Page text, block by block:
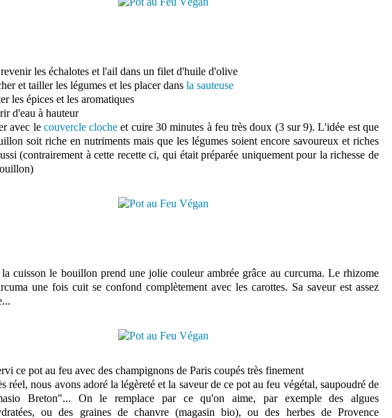
les échalotes et l'ail dans un filet d'huile d'olive
et tailler les légumes et les placer dans la sauteuse
les épices et les aromatiques
d'eau à hauteur
avec le couvercle cloche et cuire 30 minutes à feu très doux (3 sur 9). L'idée est que
soit riche en nutriments mais que les légumes soient encore savoureux et riches
(contrairement à cette recette ci, qui était préparée uniquement pour la richesse de
cuisson le bouillon prend une jolie couleur ambrée grâce au curcuma. Le rhizome
une fois cuit se confond complètement avec les carottes. Sa saveur est assez
ce pot au feu avec des champignons de Paris coupés très finement
réel, nous avons adoré la légèreté et la saveur de ce pot au feu végétal, saupoudré de
Breton"... On le remplace par ce qu'on aime, par exemple des algues
ou des graines de chanvre (magasin bio), ou des herbes de Provence